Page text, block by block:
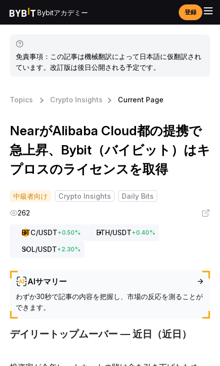
Bybitアカデミー 登録
免責事項：この記事は機械翻訳によって日本語に仮翻訳され
ています。改訂版は後日公開される予定です。
Topics Crypto Insights Current Page
NearがAlibaba Cloud都の提携で
急上昇、Bybit（バイビット）はキ
プロスのライセンスを取得
中級者向け Crypto Insights
Daily Bits
262
BTC/USDT+0.50% ETH/USDT+0.40%
SOL/USDT+2.30%
AIサマリー
わずか30秒で記事の内容を把握し、市場の反応を測ることが
できます。
デイリートップムーバー — 近日（近日）